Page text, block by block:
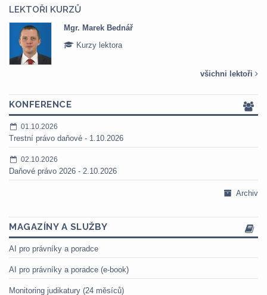
LEKTOŘI KURZŮ
Mgr. Veronika Pázmányová
Kurzy lektora
všichni lektoři
KONFERENCE
01.10.2026
Trestní právo daňové - 1.10.2026
02.10.2026
Daňové právo 2026 - 2.10.2026
Archiv
MAGAZÍNY A SLUŽBY
AI pro právníky a poradce
AI pro právníky a poradce (e-book)
Monitoring judikatury (24 měsíců)